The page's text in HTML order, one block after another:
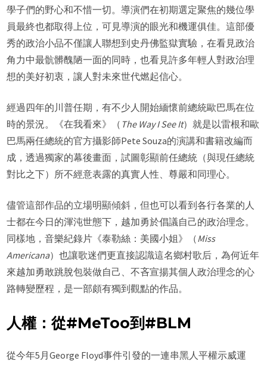
學子們的野心和不惜一切。導演們在初期選定聚焦的幾位學
員最終也都取得上位，可見導演的眼光和機運俱佳。這部優
秀的政治小品不僅讓人聯想到史丹佛監獄實驗，在看見政治
角力中最骯髒醜陋一面的同時，也看見許多年輕人對政治理
想的美好初衷，讓人對未來世代燃起信心。
經過四年的川普任期，有不少人開始緬懷前總統歐巴馬在位
時的景況。《在我看來》（ The Way I See It）就是以雷根和歐
巴馬兩任總統的官方攝影師Pete Souza的演講和書籍改編而
成，透過獨家的幕後畫面，試圖彰顯前任總統（與現任總統
對比之下）所不經意表露的真實人性、尊嚴和同理心。
儘管這部作品的立場明顯傾斜，但也可以看到各行各業的人
士都在今日的渾沌世態下，越加勇於倡議自己的政治理念。
同樣地，音樂紀錄片《泰勒絲：美國小姐》（Miss
Americana）也讓歌迷們更直接認識這名鄉村歌后，為何近年
來越加勇敢跳脫包裝做自己、不吝宣揚其個人政治理念的心
路轉變歷程，是一部頗有獨到觀點的作品。
人權：從#MeToo到#BLM
從今年5月George Floyd事件引發的一連串黑人平權示威運